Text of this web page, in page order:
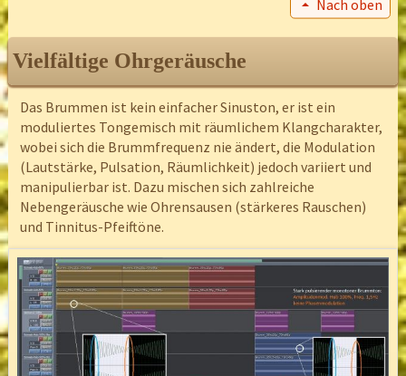
Nach oben
Vielfältige Ohrgeräusche
Das Brummen ist kein einfacher Sinuston, er ist ein
moduliertes Tongemisch mit räumlichem Klangcharakter,
wobei sich die Brummfrequenz nie ändert, die Modulation
(Lautstärke, Pulsation, Räumlichkeit) jedoch variiert und
manipulierbar ist. Dazu mischen sich zahlreiche
Nebengeräusche wie Ohrensausen (stärkeres Rauschen)
und Tinnitus-Pfeiftöne.